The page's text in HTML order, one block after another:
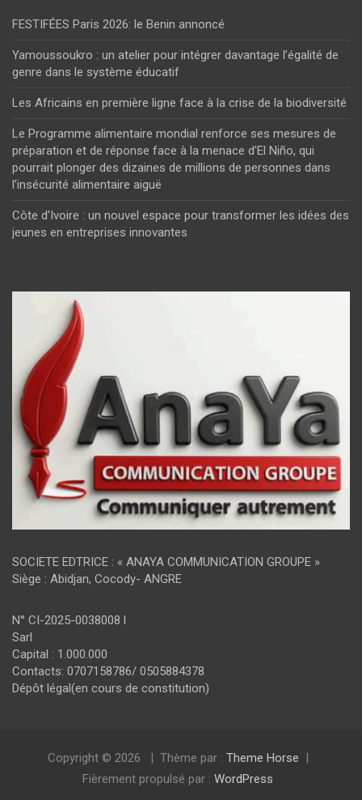
FESTIFÉES Paris 2026: le Benin annoncé
Yamoussoukro : un atelier pour intégrer davantage l’égalité de
genre dans le système éducatif
Les Africains en première ligne face à la crise de la biodiversité
Le Programme alimentaire mondial renforce ses mesures de
préparation et de réponse face à la menace d’El Niño, qui
pourrait plonger des dizaines de millions de personnes dans
l’insécurité alimentaire aiguë
Côte d’Ivoire : un nouvel espace pour transformer les idées des
jeunes en entreprises innovantes
SOCIETE EDTRICE : « ANAYA COMMUNICATION GROUPE »
Siège : Abidjan, Cocody- ANGRE
N° CI-2025-0038008 l
Sarl
Capital : 1.000.000
Contacts: 0707158786/ 0505884378
Dépôt légal(en cours de constitution)
Copyright © 2026 Thème par : Theme Horse
Fièrement propulsé par : WordPress